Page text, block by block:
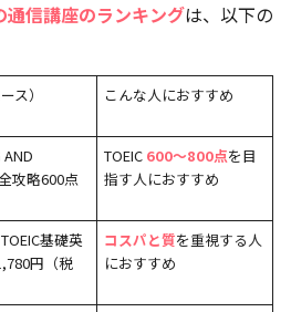
通信講座のランキングは、以下の
ス） こんな人におすすめ
AND
攻略600点
TOEIC 600～800点を目
指す人におすすめ
基礎英
円（税
コスパと質を重視する人
におすすめ